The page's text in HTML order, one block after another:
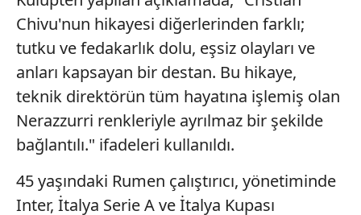
Chivu'nun hikayesi diğerlerinden farklı;
tutku ve fedakarlık dolu, eşsiz olayları ve
anları kapsayan bir destan. Bu hikaye,
teknik direktörün tüm hayatına işlemiş olan
Nerazzurri renkleriyle ayrılmaz bir şekilde
bağlantılı." ifadeleri kullanıldı.
45 yaşındaki Rumen çalıştırıcı, yönetiminde
Inter, İtalya Serie A ve İtalya Kupası